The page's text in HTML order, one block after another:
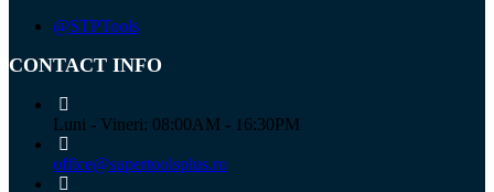
@STPTools
CONTACT INFO
Luni - Vineri: 08:00AM - 16:30PM
office@supertoolsplus.ro